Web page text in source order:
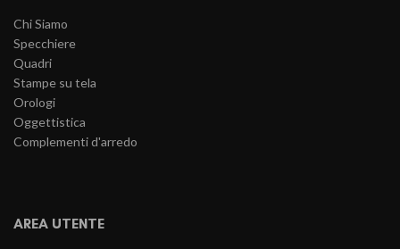
Chi Siamo
Specchiere
Quadri
Stampe su tela
Orologi
Oggettistica
Complementi d'arredo
AREA UTENTE